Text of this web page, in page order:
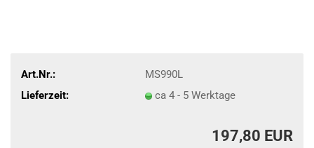
Art.Nr.:
MS990L
Lieferzeit:
ca 4 - 5 Werktage
197,80 EUR